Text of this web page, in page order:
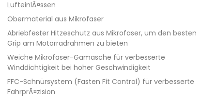
LufteinlÃ¤ssen
Obermaterial aus Mikrofaser
Abriebfester Hitzeschutz aus Mikrofaser, um den besten
Grip am Motorradrahmen zu bieten
Weiche Mikrofaser-Gamasche für verbesserte
Winddichtigkeit bei hoher Geschwindigkeit
FFC-Schnürsystem (Fasten Fit Control) für verbesserte
FahrprÃ¤zision